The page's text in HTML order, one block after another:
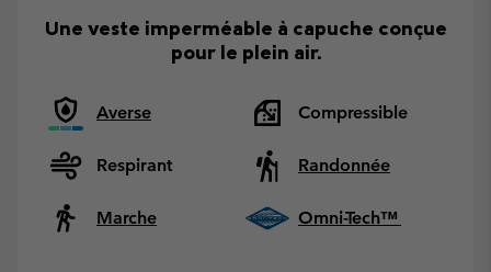
Une veste imperméable à capuche conçue
pour le plein air.
Averse Compressible
Respirant Randonnée
Marche Omni-Tech™